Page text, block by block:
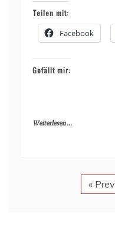
Teilen mit:
Facebook
Gefällt mir:
Weiterlesen ...
« Prev